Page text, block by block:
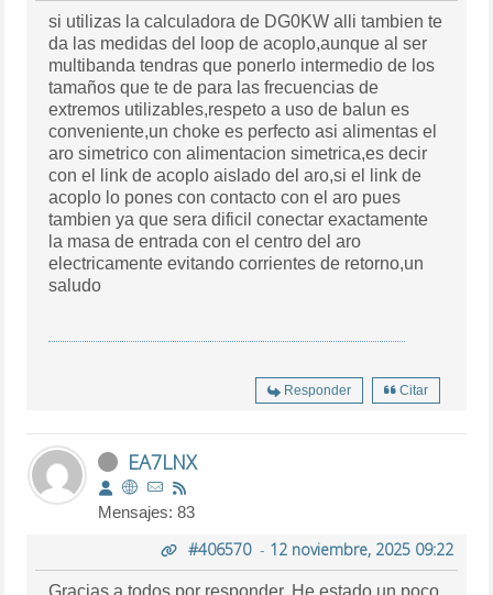
si utilizas la calculadora de DG0KW alli tambien te
da las medidas del loop de acoplo,aunque al ser
multibanda tendras que ponerlo intermedio de los
tamaños que te de para las frecuencias de
extremos utilizables,respeto a uso de balun es
conveniente,un choke es perfecto asi alimentas el
aro simetrico con alimentacion simetrica,es decir
con el link de acoplo aislado del aro,si el link de
acoplo lo pones con contacto con el aro pues
tambien ya que sera dificil conectar exactamente
la masa de entrada con el centro del aro
electricamente evitando corrientes de retorno,un
saludo
Responder Citar
EA7LNX
Mensajes: 83
#406570- 12 noviembre, 2025 09:22
Gracias a todos por responder. He estado un poco